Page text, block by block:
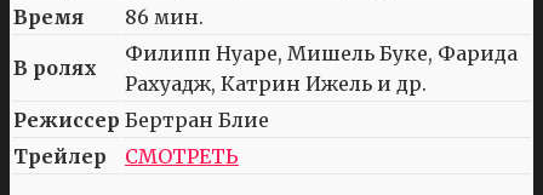
Время
86 мин.
В ролях
Филипп Нуаре, Мишель Буке, Фарида
Рахуадж, Катрин Ижель и др.
Режиссер Бертран Блие
Трейлер
СМОТРЕТЬ